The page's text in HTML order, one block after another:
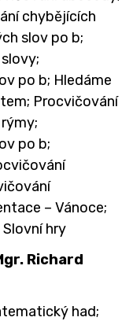
škol
chybějících
slov po b;
po b; Hledáme
Procvičování
po b;
– Vánoce;
hry
Richard
had;